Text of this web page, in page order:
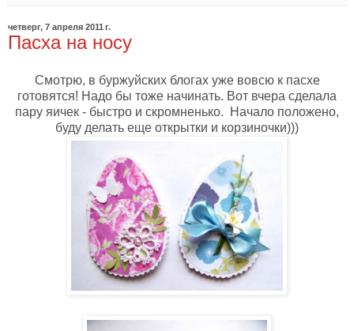
четверг, 7 апреля 2011 г.
Пасха на носу
Смотрю, в буржуйских блогах уже вовсю к пасхе
готовятся! Надо бы тоже начинать. Вот вчера сделала
пару яичек - быстро и скромненько. Начало положено,
буду делать еще открытки и корзиночки)))